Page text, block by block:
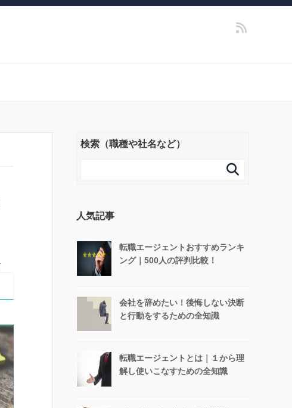
検索（職種や社名など）

人気記事
転職エージェントおすすめランキ
ング｜500人の評判比較！
会社を辞めたい！後悔しない決断
と行動をするための全知識
転職エージェントとは｜１から理
解し使いこなすための全知識